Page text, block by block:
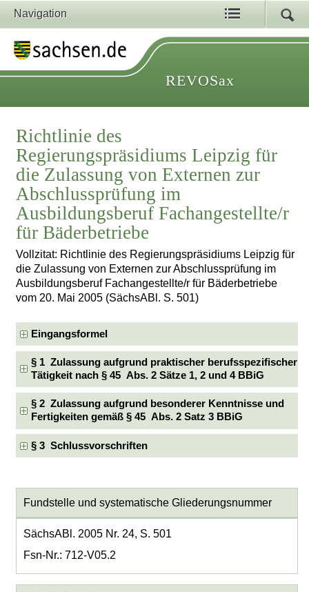
Navigation
REVOSax
Richtlinie des
Regierungspräsidiums Leipzig für
die Zulassung von Externen zur
Abschlussprüfung im
Ausbildungsberuf Fachangestellte/r
für Bäderbetriebe
Vollzitat: Richtlinie des Regierungspräsidiums Leipzig für
die Zulassung von Externen zur Abschlussprüfung im
Ausbildungsberuf Fachangestellte/r für Bäderbetriebe
vom 20. Mai 2005 (SächsABl. S. 501)
Eingangsformel
§ 1 Zulassung aufgrund praktischer berufsspezifischer
Tätigkeit nach § 45 Abs. 2 Sätze 1, 2 und 4 BBiG
§ 2 Zulassung aufgrund besonderer Kenntnisse und
Fertigkeiten gemäß § 45 Abs. 2 Satz 3 BBiG
§ 3 Schlussvorschriften
Fundstelle und systematische Gliederungsnummer
SächsABl. 2005 Nr. 24, S. 501
Fsn-Nr.: 712-V05.2